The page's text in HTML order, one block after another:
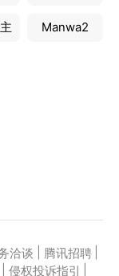
Manwa2
洽谈 腾讯招聘
侵权投诉指引